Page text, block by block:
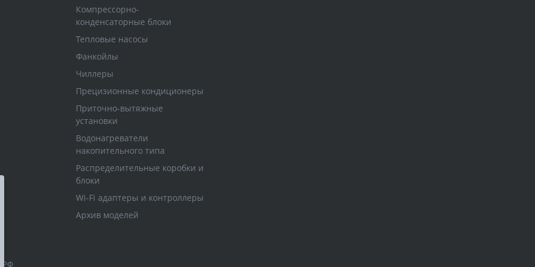
Компрессорно-
конденсаторные блоки
Тепловые насосы
Фанкойлы
Чиллеры
Прецизионные кондиционеры
Приточно-вытяжные
установки
Водонагреватели
накопительного типа
Распределительные коробки и
блоки
Wi-Fi адаптеры и контроллеры
Архив моделей
РФ